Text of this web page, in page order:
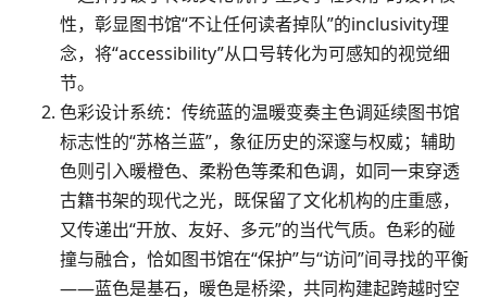
性，彰显图书馆“不让任何读者掉队”的inclusivity理
念，将“accessibility”从口号转化为可感知的视觉细
节。​
色彩设计系统：传统蓝的温暖变奏主色调延续图书馆
标志性的“苏格兰蓝”，象征历史的深邃与权威；辅助
色则引入暖橙色、柔粉色等柔和色调，如同一束穿透
古籍书架的现代之光，既保留了文化机构的庄重感，
又传递出“开放、友好、多元”的当代气质。色彩的碰
撞与融合，恰如图书馆在“保护”与“访问”间寻找的平衡
——蓝色是基石，暖色是桥梁，共同构建起跨越时空